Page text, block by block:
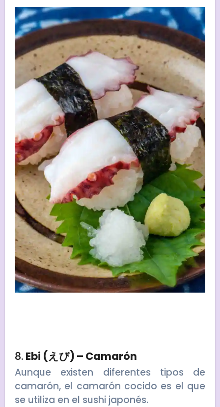
8. Ebi (えび) – Camarón
Aunque existen diferentes tipos de
camarón, el camarón cocido es el que
se utiliza en el sushi japonés.